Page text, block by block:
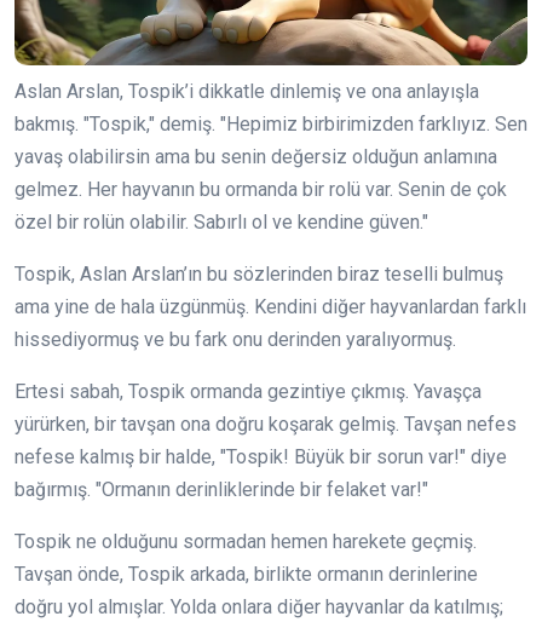
Aslan Arslan, Tospik’i dikkatle dinlemiş ve ona anlayışla
bakmış. "Tospik," demiş. "Hepimiz birbirimizden farklıyız. Sen
yavaş olabilirsin ama bu senin değersiz olduğun anlamına
gelmez. Her hayvanın bu ormanda bir rolü var. Senin de çok
özel bir rolün olabilir. Sabırlı ol ve kendine güven."
Tospik, Aslan Arslan’ın bu sözlerinden biraz teselli bulmuş
ama yine de hala üzgünmüş. Kendini diğer hayvanlardan farklı
hissediyormuş ve bu fark onu derinden yaralıyormuş.
Ertesi sabah, Tospik ormanda gezintiye çıkmış. Yavaşça
yürürken, bir tavşan ona doğru koşarak gelmiş. Tavşan nefes
nefese kalmış bir halde, "Tospik! Büyük bir sorun var!" diye
bağırmış. "Ormanın derinliklerinde bir felaket var!"
Tospik ne olduğunu sormadan hemen harekete geçmiş.
Tavşan önde, Tospik arkada, birlikte ormanın derinlerine
doğru yol almışlar. Yolda onlara diğer hayvanlar da katılmış;